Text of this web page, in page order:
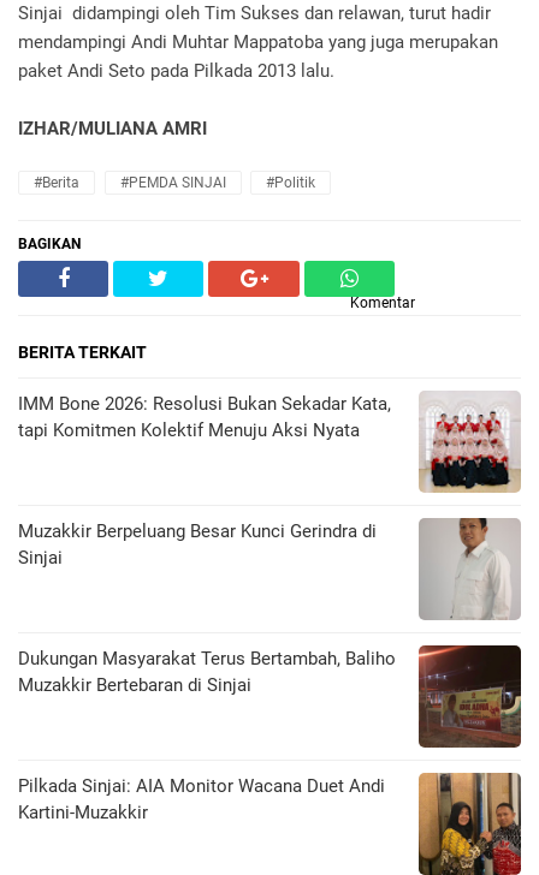
Sinjai didampingi oleh Tim Sukses dan relawan, turut hadir
mendampingi Andi Muhtar Mappatoba yang juga merupakan
paket Andi Seto pada Pilkada 2013 lalu.
IZHAR/MULIANA AMRI
#Berita #PEMDA SINJAI #Politik
BAGIKAN
Komentar
BERITA TERKAIT
IMM Bone 2026: Resolusi Bukan Sekadar Kata,
tapi Komitmen Kolektif Menuju Aksi Nyata
Muzakkir Berpeluang Besar Kunci Gerindra di
Sinjai
Dukungan Masyarakat Terus Bertambah, Baliho
Muzakkir Bertebaran di Sinjai
Pilkada Sinjai: AIA Monitor Wacana Duet Andi
Kartini-Muzakkir